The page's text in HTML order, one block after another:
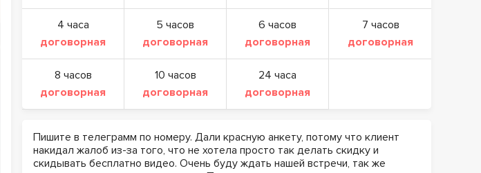
4 часа
договорная
5 часов
договорная
6 часов
договорная
7 часов
договорная
8 часов
договорная
10 часов
договорная
24 часа
договорная
Пишите в телеграмм по номеру. Дали красную анкету, потому что клиент
накидал жалоб из-за того, что не хотела просто так делать скидку и
скидывать бесплатно видео. Очень буду ждать нашей встречи, так же